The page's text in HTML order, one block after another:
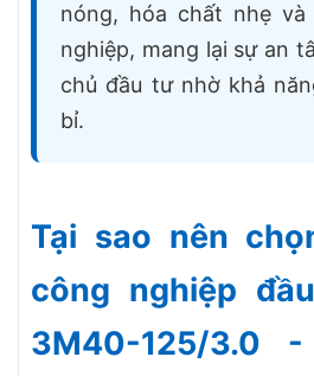
nóng, hóa chất nhẹ
nghiệp, mang lại sự an
chủ đầu tư nhờ khả
bỉ.
Tại sao nên
công nghiệp
3M40-125/3.0